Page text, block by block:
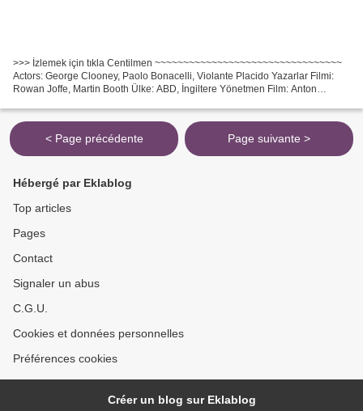
>>> İzlemek için tıkla Centilmen ~~~~~~~~~~~~~~~~~~~~~~~~~~~~~~~~~
Actors: George Clooney, Paolo Bonacelli, Violante Placido Yazarlar Filmi:
Rowan Joffe, Martin Booth Ülke: ABD, İngiltere Yönetmen Film: Anton
< Page précédente Page suivante >
Hébergé par Eklablog
Top articles
Pages
Contact
Signaler un abus
C.G.U.
Cookies et données personnelles
Préférences cookies
Créer un blog sur Eklablog